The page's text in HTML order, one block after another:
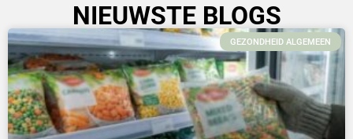
NIEUWSTE BLOGS
GEZONDHEID ALGEMEEN